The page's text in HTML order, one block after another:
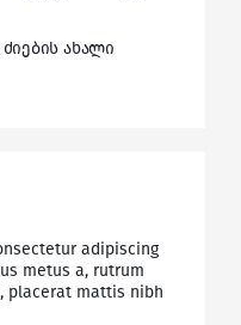
ახალი
adipiscing
metus a, rutrum
placerat mattis nibh